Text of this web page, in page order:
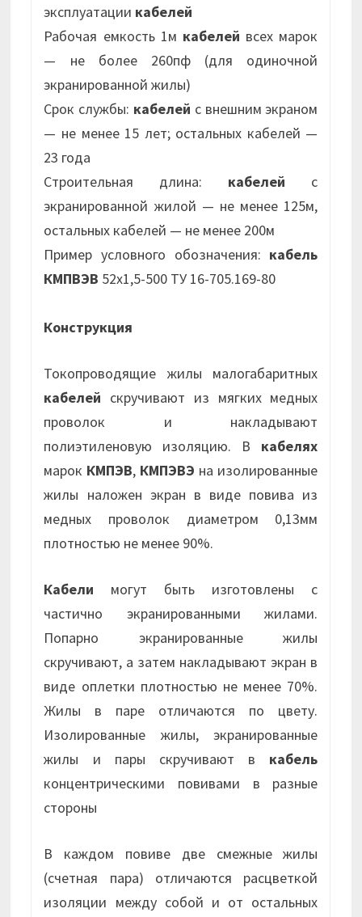
эксплуатации кабелей
Рабочая емкость 1м кабелей всех марок
— не более 260пф (для одиночной
экранированной жилы)
Срок службы: кабелей с внешним экраном
— не менее 15 лет; остальных кабелей —
23 года
Строительная длина: кабелей с
экранированной жилой — не менее 125м,
остальных кабелей — не менее 200м
Пример условного обозначения: кабель
КМПВЭВ 52х1,5-500 ТУ 16-705.169-80
Конструкция
Токопроводящие жилы малогабаритных
кабелей скручивают из мягких медных
проволок и накладывают
полиэтиленовую изоляцию. В кабелях
марок КМПЭВ, КМПЭВЭ на изолированные
жилы наложен экран в виде повива из
медных проволок диаметром 0,13мм
плотностью не менее 90%.
Кабели могут быть изготовлены с
частично экранированными жилами.
Попарно экранированные жилы
скручивают, а затем накладывают экран в
виде оплетки плотностью не менее 70%.
Жилы в паре отличаются по цвету.
Изолированные жилы, экранированные
жилы и пары скручивают в кабель
концентрическими повивами в разные
стороны
В каждом повиве две смежные жилы
(счетная пара) отличаются расцветкой
изоляции между собой и от остальных